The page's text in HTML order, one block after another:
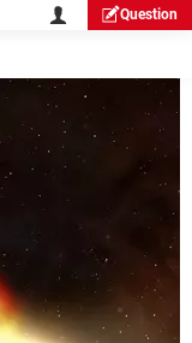
Question